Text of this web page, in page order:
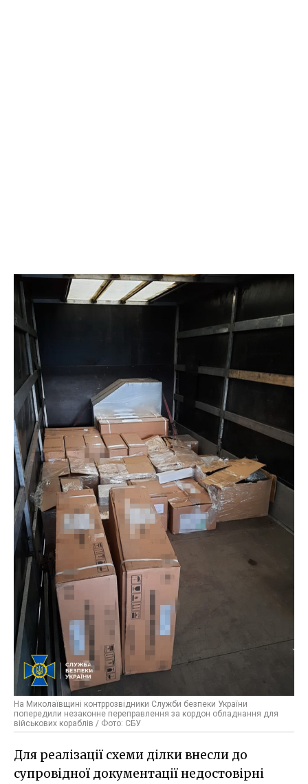
На Миколаївщині контррозвідники Служби безпеки України
попередили незаконне переправлення за кордон обладнання для
військових кораблів / Фото: СБУ
Для реалізації схеми ділки внесли до
супровідної документації недостовірні